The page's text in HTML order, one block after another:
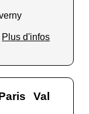
Plus d'infos
Val